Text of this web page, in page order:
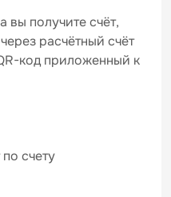
вы получите счёт,
расчётный счёт
код приложенный к
счету